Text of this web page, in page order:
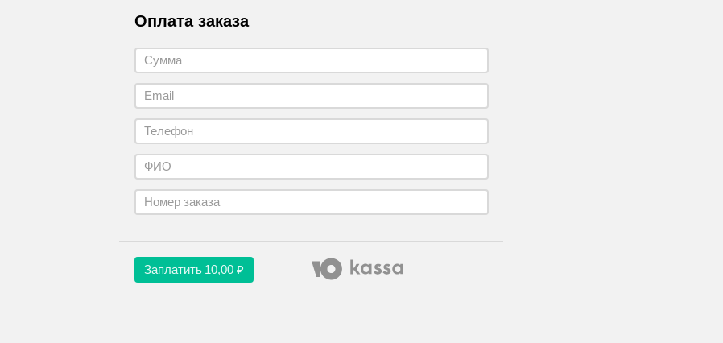
Оплата заказа
Заплатить 10,00 ₽